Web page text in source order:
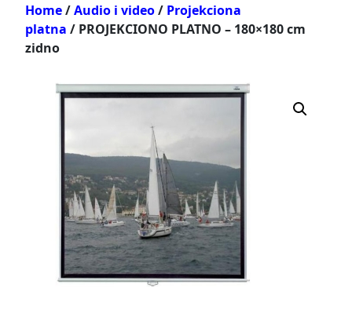
Home/Audio i video/ Projekciona
platna / PROJEKCIONO PLATNO – 180×180 cm
zidno